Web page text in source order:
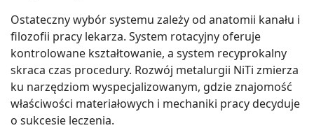
Ostateczny wybór systemu zależy od anatomii kanału i
filozofii pracy lekarza. System rotacyjny oferuje
kontrolowane kształtowanie, a system recyprokalny
skraca czas procedury. Rozwój metalurgii NiTi zmierza
ku narzędziom wyspecjalizowanym, gdzie znajomość
właściwości materiałowych i mechaniki pracy decyduje
o sukcesie leczenia.